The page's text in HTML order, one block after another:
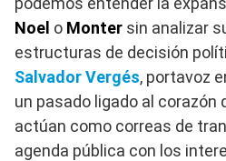
Noel o Monter sin analizar
estructuras de decisión
Salvador Vergés, portavoz
un pasado ligado al corazón
actúan como correas de
agenda pública con los